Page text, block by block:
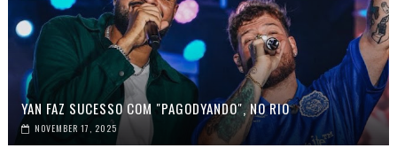
YAN FAZ SUCESSO COM "PAGODYANDO", NO RIO
NOVEMBER 17, 2025